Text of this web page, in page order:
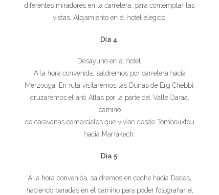
diferentes miradores en la carretera, para contemplar las
vistas. Alojamiento en el hotel elegido.
Día 4:
Desayuno en el hotel.
A la hora convenida, saldremos por carretera hacia
Merzouga. En ruta visitaremos las Dunas de Erg Chebbi,
cruzaremos el anti Atlas por la parte del Valle Daraa,
camino
de caravanas comerciales que vivían desde Tombouktou
hacia Marrakech.
Día 5:
A la hora convenida, saldremos en coche hacia Dades,
haciendo paradas en el camino para poder fotografiar el